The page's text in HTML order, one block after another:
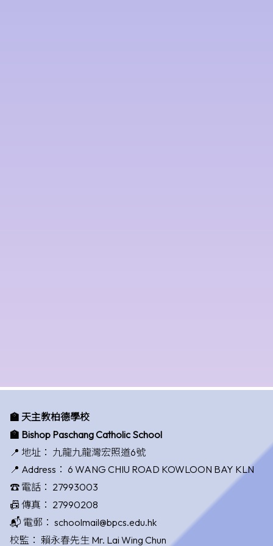
🏫 天主教柏德學校
🏫 Bishop Paschang Catholic School
📍 地址： 九龍九龍灣宏照道6號
📍 Address： 6 WANG CHIU ROAD KOWLOON BAY KLN
☎️ 電話： 27993003
📠 傳真： 27990208
📬 電郵： schoolmail@bpcs.edu.hk
校監： 賴永春先生 Mr. Lai Wing Chun